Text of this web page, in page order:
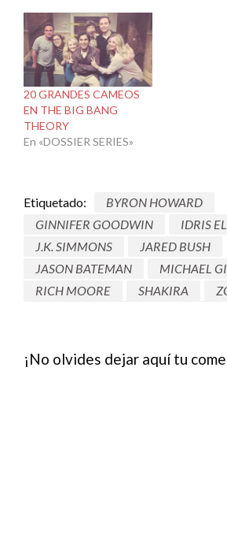
20 GRANDES CAMEOS
EN THE BIG BANG
THEORY
En «DOSSIER SERIES»
Etiquetado:
BYRON HOWARD
GINNIFER GOODWIN
IDRIS
J.K. SIMMONS
JARED BUSH
JASON BATEMAN
MICHAEL
RICH MOORE
SHAKIRA
¡No olvides dejar aquí tu